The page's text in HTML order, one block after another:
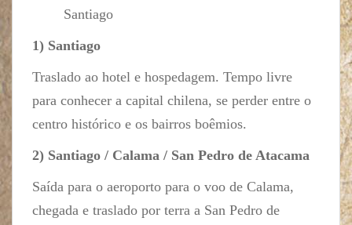
Santiago
1) Santiago
Traslado ao hotel e hospedagem. Tempo livre
para conhecer a capital chilena, se perder entre o
centro histórico e os bairros boêmios.
2) Santiago / Calama / San Pedro de Atacama
Saída para o aeroporto para o voo de Calama,
chegada e traslado por terra a San Pedro de